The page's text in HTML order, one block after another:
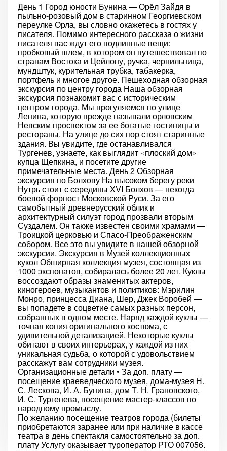
День 1 Город юности Бунина — Орёл Зайдя в
пыльно-розовый дом в старинном Георгиевском
переулке Орла, вы словно окажетесь в гостях у
писателя. Помимо интересного рассказа о жизни
писателя вас ждут его подлинные вещи:
пробковый шлем, в котором он путешествовал по
странам Востока и Цейлону, ручка, чернильница,
мундштук, курительная трубка, табакерка,
портфель и многое другое. Пешеходная обзорная
экскурсия по центру города Наша обзорная
экскурсия познакомит вас с историческим
центром города. Мы прогуляемся по улице
Ленина, которую прежде называли орловским
Невским проспектом за ее богатые гостиницы и
рестораны. На улице до сих пор стоят старинные
здания. Вы увидите, где останавливался
Тургенев, узнаете, как выглядит «плоский дом»
купца Щепкина, и посетите другие
примечательные места. День 2 Обзорная
экскурсия по Болхову На высоком берегу реки
Нутрь стоит с середины XVI Болхов — некогда
боевой форпост Московской Руси. За его
самобытный древнерусский облик и
архитектурный силуэт город прозвали вторым
Суздалем. Он также известен своими храмами —
Троицкой церковью и Спасо-Преображенским
собором. Все это вы увидите в нашей обзорной
экскурсии. Экскурсия в Музей коллекционных
кукол Обширная коллекция музея, состоящая из
1000 экспонатов, собиралась более 20 лет. Куклы
воссоздают образы знаменитых актеров,
киногероев, музыкантов и политиков: Мэрилин
Монро, принцесса Диана, Шер, Джек Воробей —
вы попадете в соцветие самых разных персон,
собранных в одном месте. Наряд каждой куклы —
точная копия оригинального костюма, с
удивительной детализацией. Некоторые куклы
обитают в своих интерьерах, у каждой из них
уникальная судьба, о которой с удовольствием
расскажут вам сотрудники музея.
Организационные детали • За доп. плату —
посещение краеведческого музея, дома-музея Н.
С. Лескова, И. А. Бунина, дом Т. Н. Грановского,
И. С. Тургенева, посещение мастер-классов по
народному промыслу.
По желанию посещение театров города (билеты
приобретаются заранее или при наличие в кассе
театра в день спектакля самостоятельно за доп.
плату Услугу оказывает туроператор РТО 007056.